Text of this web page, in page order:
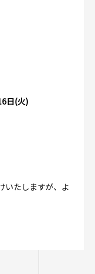
日(火)
いたしますが、よ